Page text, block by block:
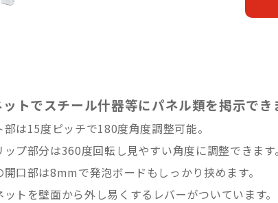
トでスチール什器等にパネル類を掲示でき
は15度ピッチで180度角度調整可能。
プ部分は360度回転し見やすい角度に調整できます。
口部は8mmで発泡ボードもしっかり挟めます。
トを壁面から外し易くするレバーがついています。